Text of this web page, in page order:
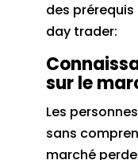
des
day trader:
sur le
Les
sans
marché